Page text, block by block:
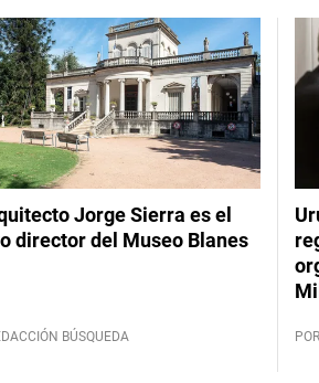
Jorge Sierra es el
director del Museo Blanes
BÚSQUEDA